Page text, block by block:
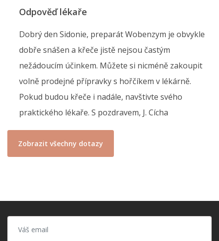
Odpověď lékaře
Dobrý den Sidonie, preparát Wobenzym je obvykle
dobře snášen a křeče jistě nejsou častým
nežádoucím účinkem. Můžete si nicméně zakoupit
volně prodejné přípravky s hořčíkem v lékárně.
Pokud budou křeče i nadále, navštivte svého
praktického lékaře. S pozdravem, J. Cícha
Zobrazit všechny dotazy